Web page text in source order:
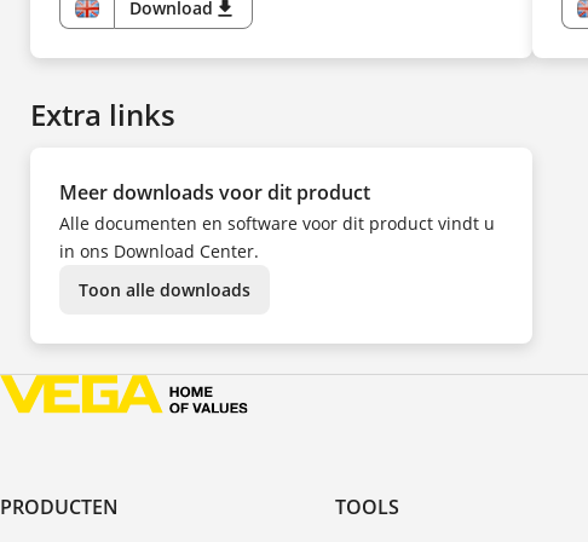
EN
Download download
Extra links
Meer downloads voor dit product
Alle documenten en software voor dit product vindt u
in ons Download Center.
Toon alle downloads
PRODUCTEN TOOLS